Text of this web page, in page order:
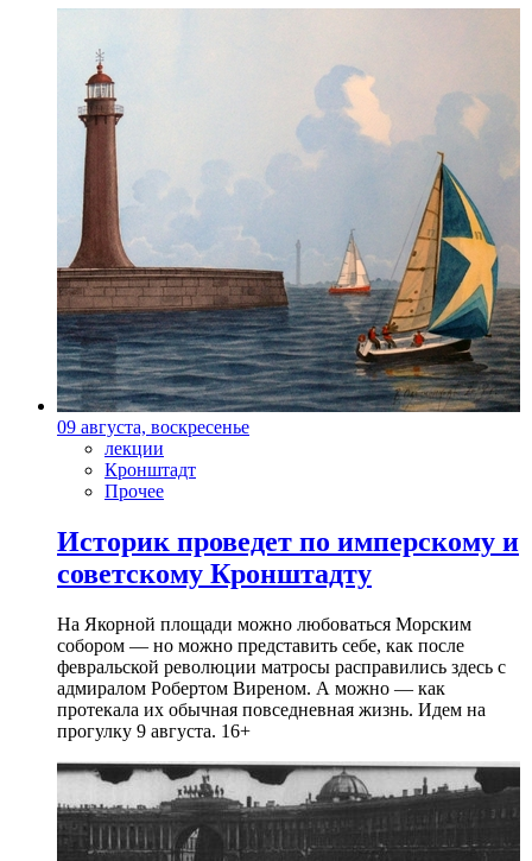
09 августа, воскресенье
лекции
Кронштадт
Прочее
Историк проведет по имперскому и
советскому Кронштадту
На Якорной площади можно любоваться Морским
собором — но можно представить себе, как после
февральской революции матросы расправились здесь с
адмиралом Робертом Виреном. А можно — как
протекала их обычная повседневная жизнь. Идем на
прогулку 9 августа. 16+